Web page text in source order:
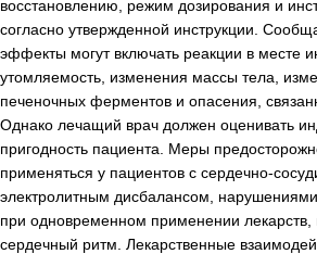
восстановлению, режим дозирования и
согласно утвержденной инструкции.
эффекты могут включать реакции в месте
утомляемость, изменения массы тела,
печеночных ферментов и опасения,
Однако лечащий врач должен оценивать
пригодность пациента. Меры
применяться у пациентов с сердечно-
электролитным дисбалансом,
при одновременном применении
сердечный ритм. Лекарственные